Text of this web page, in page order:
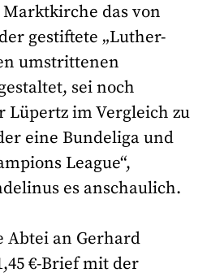
das von
gestiftete „Luther-
umstrittenen
sei noch
Lüpertz im Vergleich zu
eine Bundeliga und
League“,
es anschaulich.
Abtei an Gerhard
€-Brief mit der